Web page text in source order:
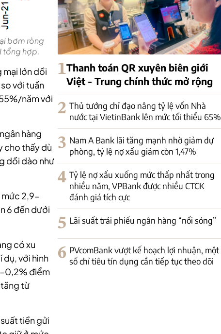
bơm ròng
tổng hợp.
mại lớn dồi
với tuần
năm với
hàng
cho thấy dù
dồi dào như
mức 2,9-
6 đến dưới
có xu
với hình
0,2% điểm
tăng từ
tiền gửi
1Thanh toán QR xuyên biên giới
Việt - Trung chính thức mở rộng
2 Thủ tướng chỉ đạo nâng tỷ lệ vốn Nhà
nước tại VietinBank lên mức tối thiểu 65%
3 Nam A Bank lãi tăng mạnh nhờ giảm dự
phòng, tỷ lệ nợ xấu giảm còn 1,47%
4 Tỷ lệ nợ xấu xuống mức thấp nhất trong
nhiều năm, VPBank được nhiều CTCK
đánh giá tích cực
5 Lãi suất trái phiếu ngân hàng “nổi sóng”
6 PVcomBank vượt kế hoạch lợi nhuận, một
số chỉ tiêu tín dụng cần tiếp tục theo dõi